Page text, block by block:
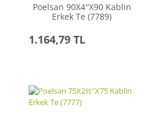
Poelsan 90X4''X90 Kablin
Erkek Te (7789)
1.164,79 TL